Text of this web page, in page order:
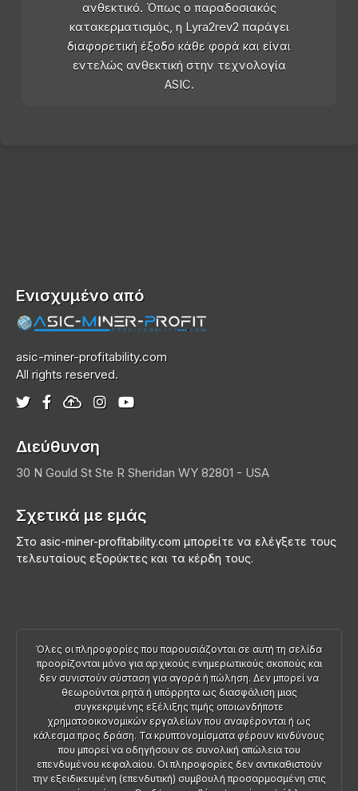
ανθεκτικό. Όπως ο παραδοσιακός
κατακερματισμός, η Lyra2rev2 παράγει
διαφορετική έξοδο κάθε φορά και είναι
εντελώς ανθεκτική στην τεχνολογία
ASIC.
Ενισχυμένο από
asic-miner-profitability.com
All rights reserved.
Διεύθυνση
30 N Gould St Ste R Sheridan WY 82801 - USA
Σχετικά με εμάς
Στο asic-miner-profitability.com μπορείτε να ελέγξετε τους
τελευταίους εξορύκτες και τα κέρδη τους.
Όλες οι πληροφορίες που παρουσιάζονται σε αυτή τη σελίδα
προορίζονται μόνο για αρχικούς ενημερωτικούς σκοπούς και
δεν συνιστούν σύσταση για αγορά ή πώληση. Δεν μπορεί να
θεωρούνται ρητά ή υπόρρητα ως διασφάλιση μιας
συγκεκριμένης εξέλιξης τιμής οποιωνδήποτε
χρηματοοικονομικών εργαλείων που αναφέρονται ή ως
κάλεσμα προς δράση. Τα κρυπτονομίσματα φέρουν κινδύνους
που μπορεί να οδηγήσουν σε συνολική απώλεια του
επενδυμένου κεφαλαίου. Οι πληροφορίες δεν αντικαθιστούν
την εξειδικευμένη (επενδυτική) συμβουλή προσαρμοσμένη στις